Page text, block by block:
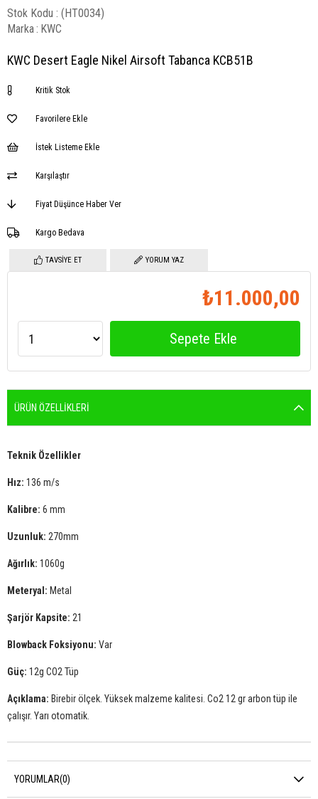
Stok Kodu
(HT0034)
Marka: KWC
KWC Desert Eagle Nikel Airsoft Tabanca KCB51B
Kritik Stok
Favorilere Ekle
İstek Listeme Ekle
Karşılaştır
Fiyat Düşünce Haber Ver
Kargo Bedava
TAVSIYE ET YORUM YAZ
₺11.000,00
ÜRÜN ÖZELLIKLERI
Teknik Özellikler
Hız: 136 m/s
Kalibre: 6 mm
Uzunluk: 270mm
Ağırlık: 1060g
Meteryal: Metal
Şarjör Kapsite: 21
Blowback Foksiyonu: Var
Güç: 12g CO2 Tüp
Açıklama: Birebir ölçek. Yüksek malzeme kalitesi. Co2 12 gr arbon tüp ile
çalışır. Yarı otomatik.
YORUMLAR(0)